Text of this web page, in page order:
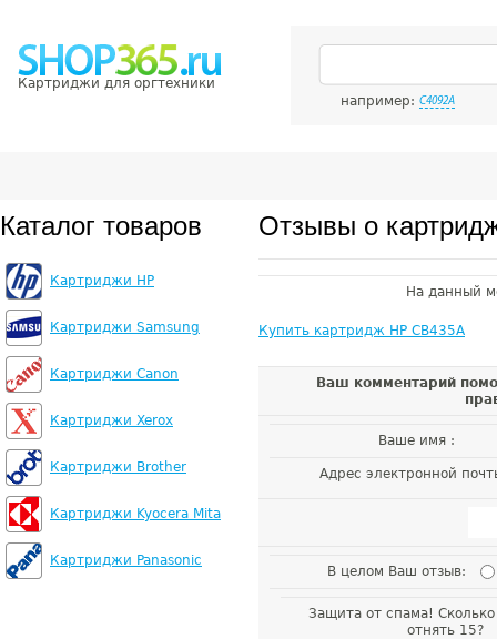
Картриджи для оргтехники
например: C4092A
Каталог товаров
Картриджи HP
Картриджи Samsung
Картриджи Canon
Картриджи Xerox
Картриджи Brother
Картриджи Kyocera Mita
Картриджи Panasonic
Отзывы о
На данный
Купить картридж HP CB435A
Ваш комментарий
Ваше имя :
Адрес электронной
В целом Ваш отзыв:
Защита от спама!
отнять 15?